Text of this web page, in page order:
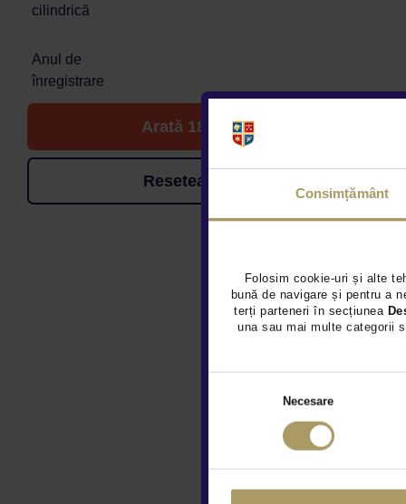
Consimțământ
Folosim cookie-uri și alte
bună de navigare și pentru a
terți parteneri în secțiunea
una sau mai multe categorii
Necesare
cilindrică
Anul de
înregistrare
Arată 18 de oferte
Resetează filtrele